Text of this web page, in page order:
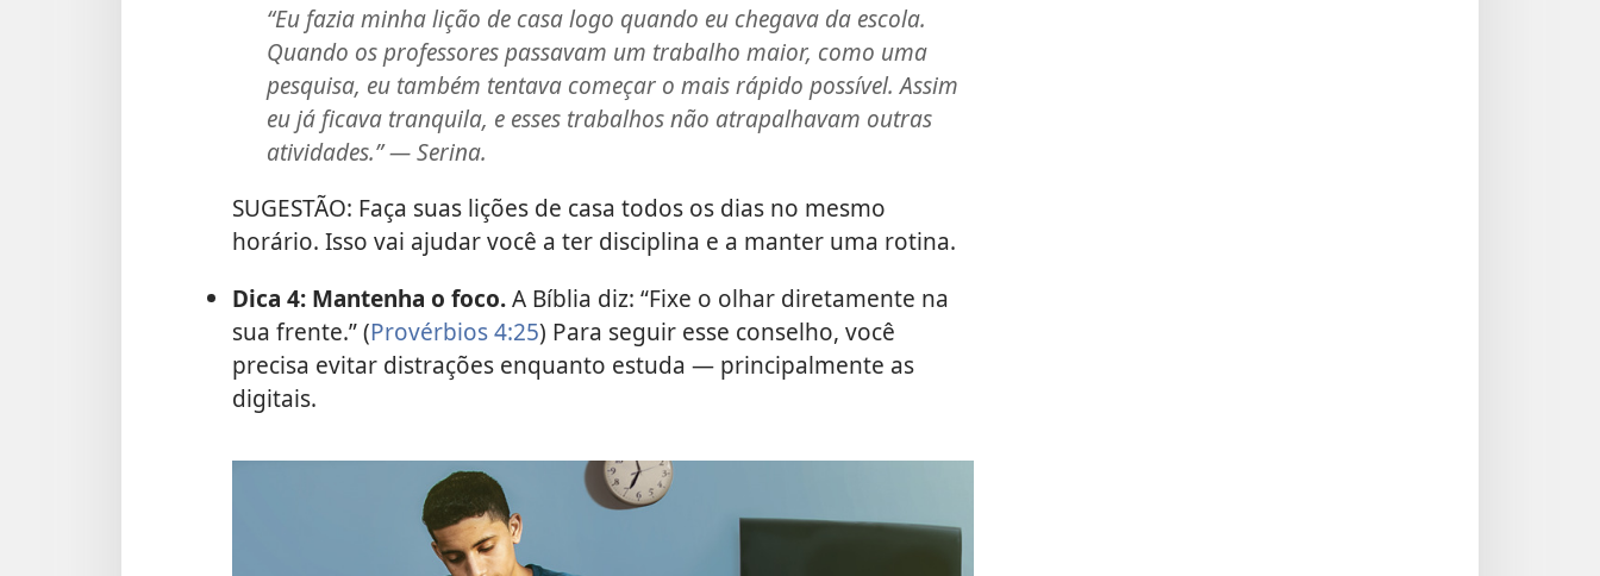
“Eu fazia minha lição de casa logo quando eu chegava da escola.
Quando os professores passavam um trabalho maior, como uma
pesquisa, eu também tentava começar o mais rápido possível. Assim
eu já ficava tranquila, e esses trabalhos não atrapalhavam outras
atividades.” — Serina.
SUGESTÃO: Faça suas lições de casa todos os dias no mesmo
horário. Isso vai ajudar você a ter disciplina e a manter uma rotina.
Dica 4: Mantenha o foco.A Bíblia diz: “Fixe o olhar diretamente na
sua frente.” (Provérbios 4:25) Para seguir esse conselho, você
precisa evitar distrações enquanto estuda — principalmente as
digitais.